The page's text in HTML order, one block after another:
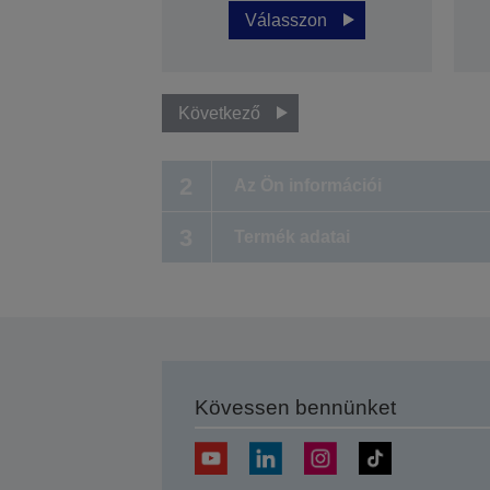
Válasszon
Következő
Kövessen bennünket